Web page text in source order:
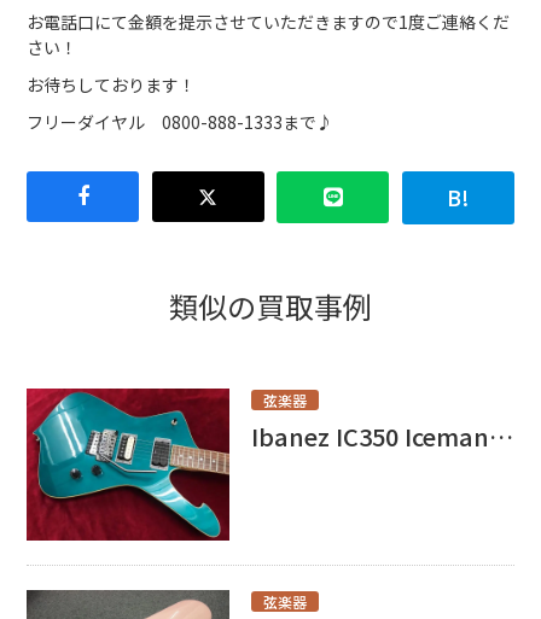
お電話口にて金額を提示させていただきますので1度ご連絡くだ
さい！
お待ちしております！
フリーダイヤル 0800-888-1333まで♪
類似の買取事例
弦楽器
Ibanez IC350 Iceman お売り頂きました！
弦楽器